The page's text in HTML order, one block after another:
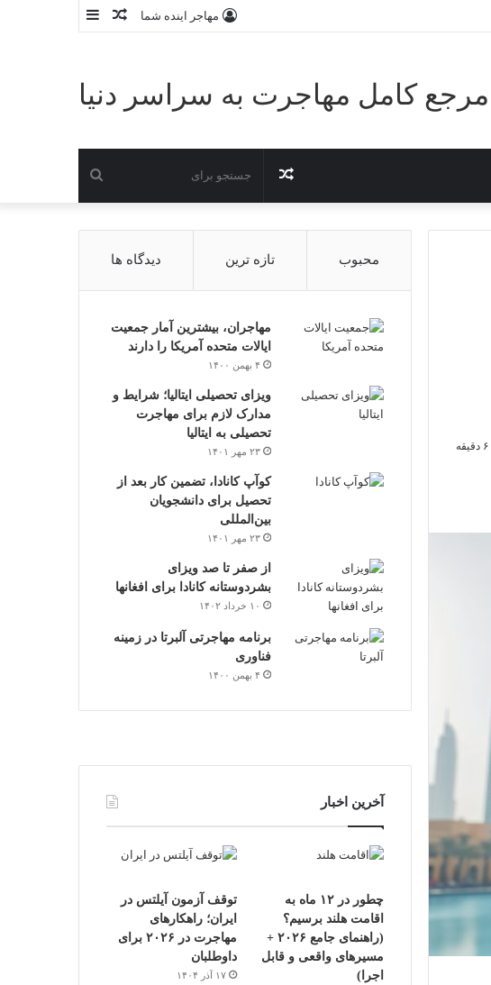
نوشته مهاجر اینده شما
مرجع کامل مهاجرت به سراسر دنیا
برای
نوشته
تصادفی
محبوب تازه ترین دیدگاه ها
مهاجران، بیشترین آمار جمعیت
ایالات متحده آمریکا را دارند
۴ بهمن ۱۴۰۰
ویزای تحصیلی ایتالیا؛ شرایط و
مدارک لازم برای مهاجرت
تحصیلی به ایتالیا
۲۳ مهر ۱۴۰۱
کوآپ کانادا، تضمین کار بعد از
تحصیل برای دانشجویان
بین‌المللی
۲۳ مهر ۱۴۰۱
از صفر تا صد ویزای
بشردوستانه کانادا برای افغانها
۱۰ خرداد ۱۴۰۲
برنامه مهاجرتی آلبرتا در زمینه
فناوری
۴ بهمن ۱۴۰۰
آخرین اخبار
چطور در ۱۲ ماه به
اقامت هلند برسیم؟
(راهنمای جامع ۲۰۲۶ +
مسیرهای واقعی و قابل
اجرا)
توقف آزمون آیلتس در
ایران؛ راهکارهای
مهاجرت در ۲۰۲۶ برای
داوطلبان
۱۷ آذر ۱۴۰۴